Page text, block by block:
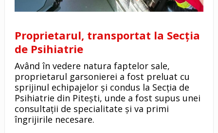
Proprietarul, transportat la Secția
de Psihiatrie
Având în vedere natura faptelor sale,
proprietarul garsonierei a fost preluat cu
sprijinul echipajelor și condus la Secția de
Psihiatrie din Pitești, unde a fost supus unei
consultații de specialitate și va primi
îngrijirile necesare.